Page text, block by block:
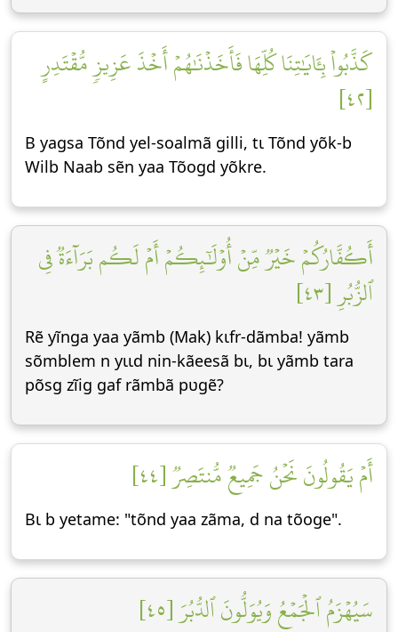
كَذَّبُواْ بِـَٔايَٰتِنَا كُلِّهَا فَأَخَذۡنَٰهُمۡ أَخۡذَ عَزِيزٖ مُّقۡتَدِرٍ
[٤٢]
B yagsa Tõnd yel-soalmã gilli, tɩ Tõnd yõk-b
Wilb Naab sẽn yaa Tõogd yõkre.
أَكُفَّارُكُمۡ خَيۡرٞ مِّنۡ أُوْلَٰٓئِكُمۡ أَمۡ لَكُم بَرَآءَةٞ فِي
ٱلزُّبُرِ [٤٣]
Rẽ yĩnga yaa yãmb (Mak) kɩfr-dãmba! yãmb
sõmblem n yɩɩd nin-kãeesã bɩ, bɩ yãmb tara
põsg zĩig gaf rãmbã pʋgẽ?
أَمۡ يَقُولُونَ نَحۡنُ جَمِيعٞ مُّنتَصِرٞ [٤٤]
Bɩ b yetame: "tõnd yaa zãma, d na tõoge".
سَيُهۡزَمُ ٱلۡجَمۡعُ وَيُوَلُّونَ ٱلدُّبُرَ [٤٥]